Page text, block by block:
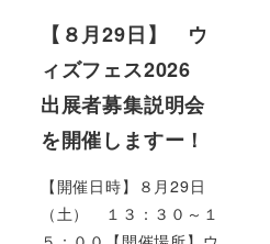
【８月29日】 ウ
ィズフェス2026
出展者募集説明会
を開催しますー！
【開催日時】８月29日
（土） １３：３０～１